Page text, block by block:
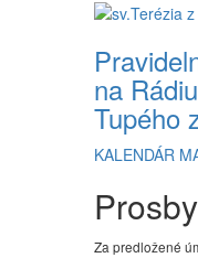
na
Tupého
KALENDÁR
Za predložené